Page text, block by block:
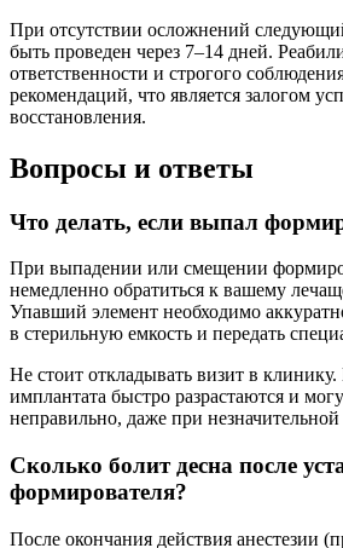
При отсутствии осложнений
быть проведен через 7–14 дней.
ответственности и строгого
рекомендаций, что является залогом
восстановления.
Вопросы и ответы
Что делать, если выпал
При выпадении или смещении
немедленно обратиться к вашему
Упавший элемент необходимо
в стерильную емкость и передать
Не стоит откладывать визит в
имплантата быстро разрастаются и
неправильно, даже при незначительной
Сколько болит десна после
формирователя?
После окончания действия анестезии